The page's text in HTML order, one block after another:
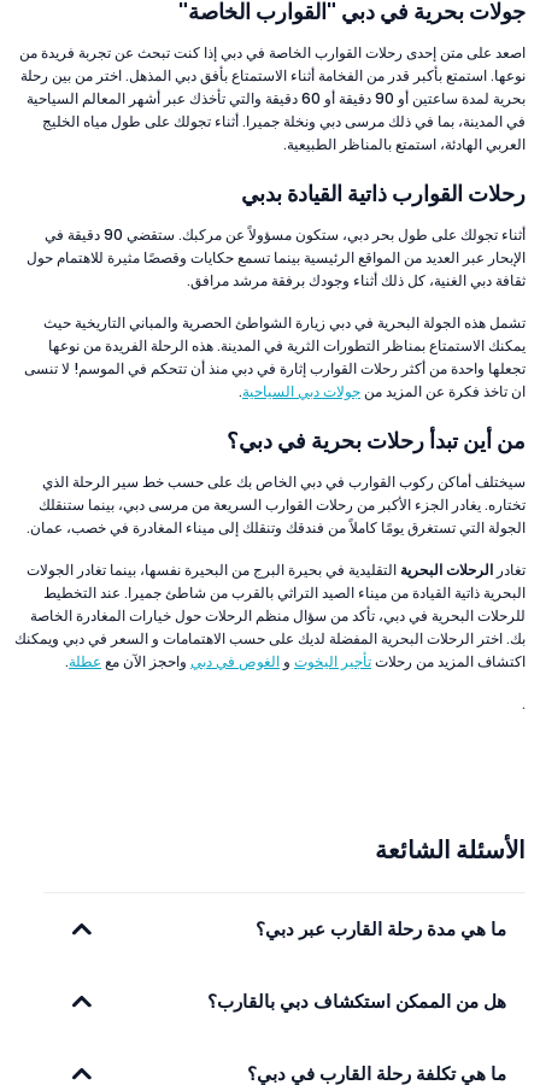
جولات بحرية في دبي "القوارب الخاصة"
اصعد على متن إحدى رحلات القوارب الخاصة في دبي إذا كنت تبحث عن تجربة فريدة من
نوعها. استمتع بأكبر قدر من الفخامة أثناء الاستمتاع بأفق دبي المذهل. اختر من بين رحلة
بحرية لمدة ساعتين أو 90 دقيقة أو 60 دقيقة والتي تأخذك عبر أشهر المعالم السياحية
في المدينة، بما في ذلك مرسى دبي ونخلة جميرا. أثناء تجولك على طول مياه الخليج
العربي الهادئة، استمتع بالمناظر الطبيعية.
رحلات القوارب ذاتية القيادة بدبي
أثناء تجولك على طول بحر دبي، ستكون مسؤولاً عن مركبك. ستقضي 90 دقيقة في
الإبحار عبر العديد من المواقع الرئيسية بينما تسمع حكايات وقصصًا مثيرة للاهتمام حول
ثقافة دبي الغنية، كل ذلك أثناء وجودك برفقة مرشد مرافق.
تشمل هذه الجولة البحرية في دبي زيارة الشواطئ الحصرية والمباني التاريخية حيث
يمكنك الاستمتاع بمناظر التطورات الثرية في المدينة. هذه الرحلة الفريدة من نوعها
تجعلها واحدة من أكثر رحلات القوارب إثارة في دبي منذ أن تتحكم في الموسم! لا تنسى
ان تاخذ فكرة عن المزيد منجولات دبي السياحية.
من أين تبدأ رحلات بحرية في دبي؟
سيختلف أماكن ركوب القوارب في دبي الخاص بك على حسب خط سير الرحلة الذي
تختاره. يغادر الجزء الأكبر من رحلات القوارب السريعة من مرسى دبي، بينما ستنقلك
الجولة التي تستغرق يومًا كاملاً من فندقك وتنقلك إلى ميناء المغادرة في خصب، عمان.
تغادر الرحلات البحرية التقليدية في بحيرة البرج من البحيرة نفسها، بينما تغادر الجولات
البحرية ذاتية القيادة من ميناء الصيد التراثي بالقرب من شاطئ جميرا. عند التخطيط
للرحلات البحرية في دبي، تأكد من سؤال منظم الرحلات حول خيارات المغادرة الخاصة
بك. اختر الرحلات البحرية المفضلة لديك على حسب الاهتمامات و السعر في دبي ويمكنك
اكتشاف المزيد من رحلاتتأجير اليخوت و الغوص في دبي واحجز الآن مع عطلة.
.
الأسئلة الشائعة
ما هي مدة رحلة القارب عبر دبي؟
هل من الممكن استكشاف دبي بالقارب؟
ما هي تكلفة رحلة القارب في دبي؟